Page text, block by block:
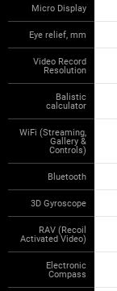
Micro Display
Eye relief, mm
Video Record
Resolution
Balistic
calculator
WiFi (Streaming,
Gallery &
Controls)
Bluetooth
3D Gyroscope
RAV (Recoil
Activated Video)
Electronic
Compass